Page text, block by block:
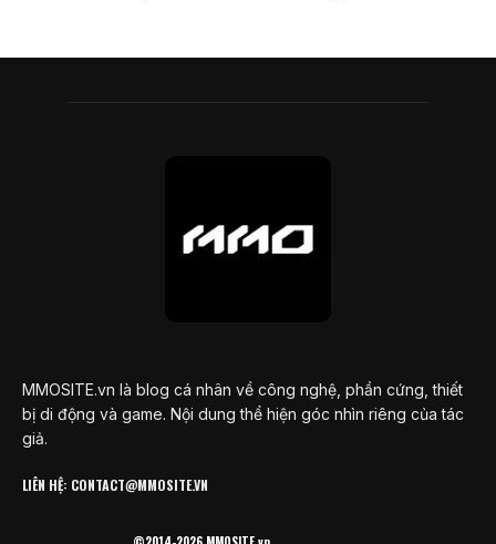
MMOSITE.vn là blog cá nhân về công nghệ, phần cứng, thiết
bị di động và game. Nội dung thể hiện góc nhìn riêng của tác
giả.
LIÊN HỆ: CONTACT@MMOSITE.VN